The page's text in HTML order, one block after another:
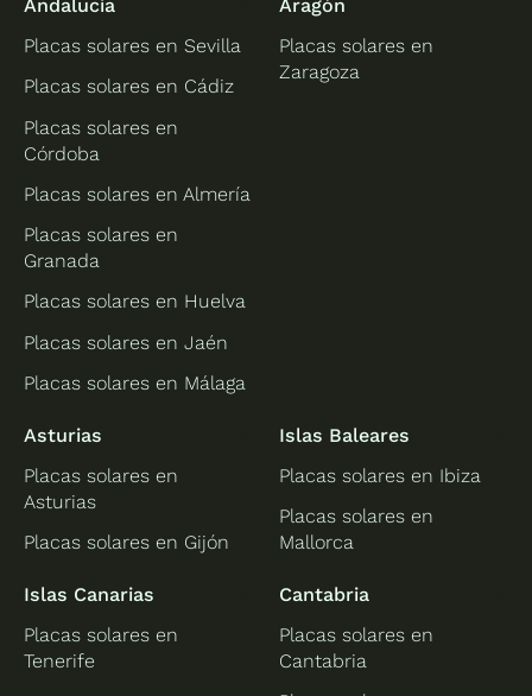
Andalucía
Placas solares en Sevilla
Placas solares en Cádiz
Placas solares en
Córdoba
Placas solares en Almería
Placas solares en
Granada
Placas solares en Huelva
Placas solares en Jaén
Placas solares en Málaga
Aragón
Placas solares en
Zaragoza
Asturias
Placas solares en
Asturias
Placas solares en Gijón
Islas Baleares
Placas solares en Ibiza
Placas solares en
Mallorca
Islas Canarias
Placas solares en
Tenerife
Cantabria
Placas solares en
Cantabria